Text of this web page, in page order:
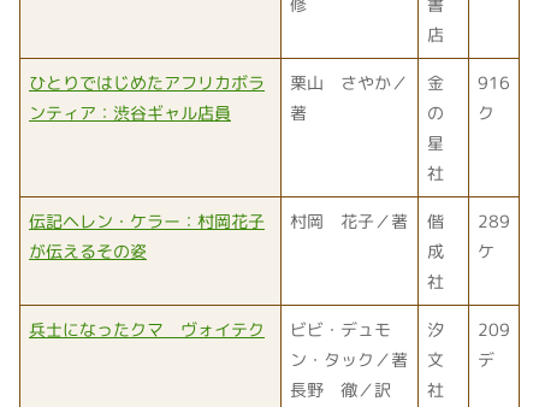
店
ひとりではじめたアフリカボラ
ンティア：渋谷ギャル店員
栗山 さやか／
著
金
の
星
社
916
ク
伝記ヘレン・ケラー：村岡花子
が伝えるその姿
村岡 花子／著
偕
成
社
289
ケ
兵士になったクマ ヴォイテク
ビビ・デュモ
ン・タック／著
長野 徹／訳
汐
文
社
209
デ